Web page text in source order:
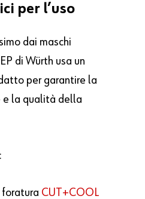
per l’uso
dai maschi
di Würth usa un
per garantire la
e la qualità della
CUT+COOL